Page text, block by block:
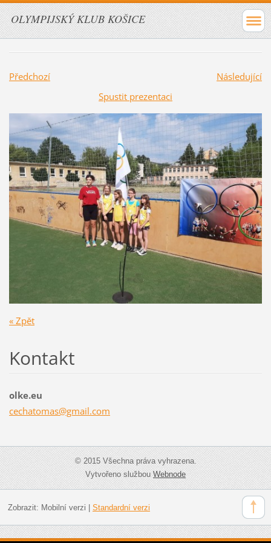
OLYMPIJSKÝ KLUB KOŠICE
Předchozí
Následující
Spustit prezentaci
« Zpět
Kontakt
olke.eu
cechatomas@gmail.com
© 2015 Všechna práva vyhrazena.
Vytvořeno službouWebnode
Zobrazit: Mobilní verzi Standardní verzi